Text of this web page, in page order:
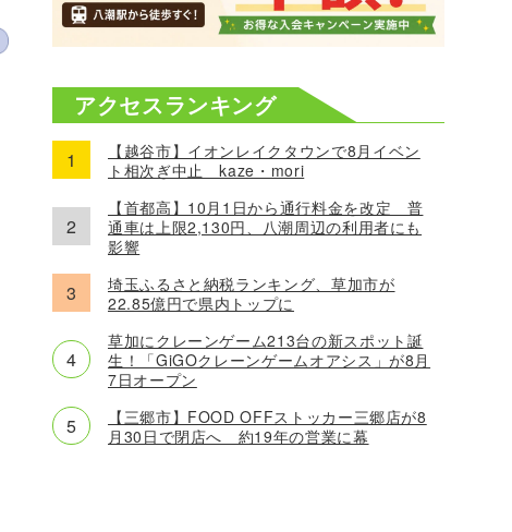
アクセスランキング
【越谷市】イオンレイクタウンで8月イベン
ト相次ぎ中止 kaze・mori
【首都高】10月1日から通行料金を改定 普
通車は上限2,130円、八潮周辺の利用者にも
影響
埼玉ふるさと納税ランキング、草加市が
22.85億円で県内トップに
草加にクレーンゲーム213台の新スポット誕
生！「GiGOクレーンゲームオアシス」が8月
7日オープン
【三郷市】FOOD OFFストッカー三郷店が8
月30日で閉店へ 約19年の営業に幕